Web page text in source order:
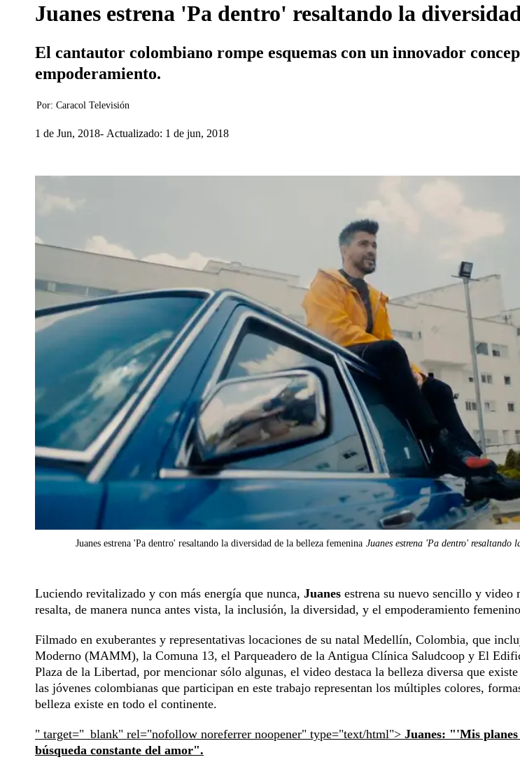
Juanes estrena 'Pa dentro' resaltando la
El cantautor colombiano rompe esquemas con un innovador
empoderamiento.
Por: Caracol Televisión
1 de Jun, 2018 Actualizado: 1 de jun, 2018
Juanes estrena 'Pa dentro' resaltando la diversidad de la belleza femenina Juanes estrena 'Pa dentro' resaltando
Luciendo revitalizado y con más energía que nunca, Juanes estrena su nuevo sencillo y video
resalta, de manera nunca antes vista, la inclusión, la diversidad, y el empoderamiento
Filmado en exuberantes y representativas locaciones de su natal Medellín, Colombia, que
Moderno (MAMM), la Comuna 13, el Parqueadero de la Antigua Clínica Saludcoop y El
Plaza de la Libertad, por mencionar sólo algunas, el video destaca la belleza diversa que
las jóvenes colombianas que participan en este trabajo representan los múltiples colores,
belleza existe en todo el continente.
" target="_blank" rel="nofollow noreferrer noopener" type="text/html"> Juanes: "'Mis
búsqueda constante del amor".